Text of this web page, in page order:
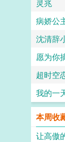
灵兆
病娇公
沈清辞
愿为你
超时空
我的一
本周收
让高傲